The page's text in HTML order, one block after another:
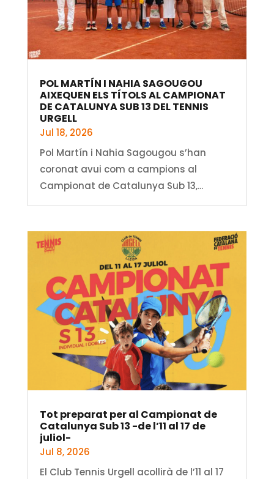
POL MARTÍN I NAHIA SAGOUGOU
AIXEQUEN ELS TÍTOLS AL CAMPIONAT
DE CATALUNYA SUB 13 DEL TENNIS
URGELL
Jul 18, 2026
Pol Martín i Nahia Sagougou s’han
coronat avui com a campions al
Campionat de Catalunya Sub 13,...
Tot preparat per al Campionat de
Catalunya Sub 13 -de l’11 al 17 de
juliol-
Jul 8, 2026
El Club Tennis Urgell acollirà de l’11 al 17